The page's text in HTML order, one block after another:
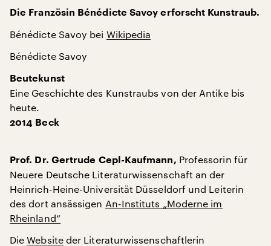
Die Französin Bénédicte Savoyerforscht Kunstraub.
Bénédicte Savoy bei Wikipedia
Bénédicte Savoy
Beutekunst
Eine Geschichte des Kunstraubs von der Antike bis
heute.
2014 Beck
Prof. Dr. Gertrude Cepl-Kaufmann, Professorin für
Neuere Deutsche Literaturwissenschaft an der
Heinrich-Heine-Universität Düsseldorf und Leiterin
des dort ansässigen An-Instituts „Moderne im
Rheinland“
DieWebsiteder Literaturwissenschaftlerin